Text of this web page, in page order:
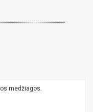
medžiagos.